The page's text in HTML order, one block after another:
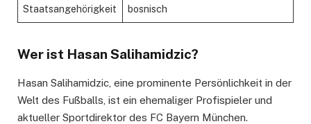
Staatsangehörigkeit bosnisch
Wer ist Hasan Salihamidzic?
Hasan Salihamidzic, eine prominente Persönlichkeit in der
Welt des Fußballs, ist ein ehemaliger Profispieler und
aktueller Sportdirektor des FC Bayern München.